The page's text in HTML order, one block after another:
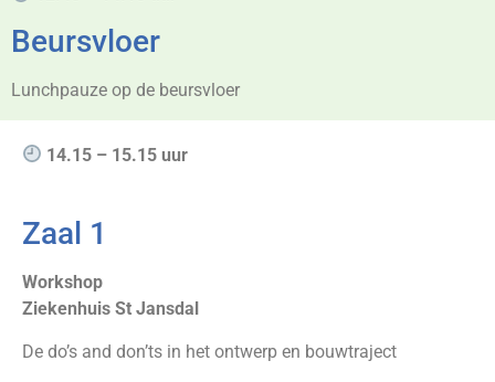
Beursvloer
Lunchpauze op de beursvloer
14.15 – 15.15 uur
Zaal 1
Workshop
Ziekenhuis St Jansdal
De do’s and don’ts in het ontwerp en bouwtraject